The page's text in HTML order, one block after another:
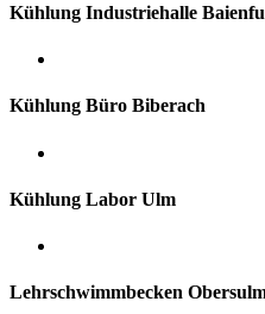
Kühlung Industriehalle
Kühlung Büro Biberach
Kühlung Labor Ulm
Lehrschwimmbecken